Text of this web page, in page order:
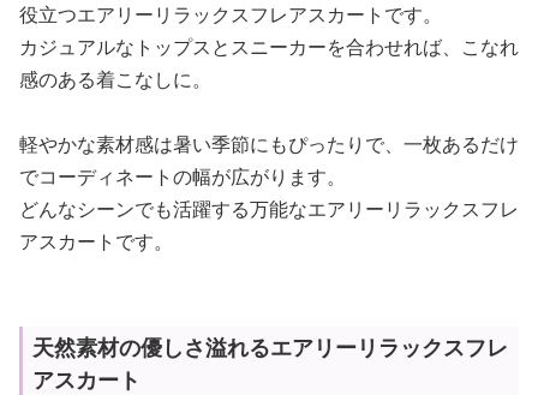
役立つエアリーリラックスフレアスカートです。
カジュアルなトップスとスニーカーを合わせれば、こなれ
感のある着こなしに。
軽やかな素材感は暑い季節にもぴったりで、一枚あるだけ
でコーディネートの幅が広がります。
どんなシーンでも活躍する万能なエアリーリラックスフレ
アスカートです。
天然素材の優しさ溢れるエアリーリラックスフレ
アスカート